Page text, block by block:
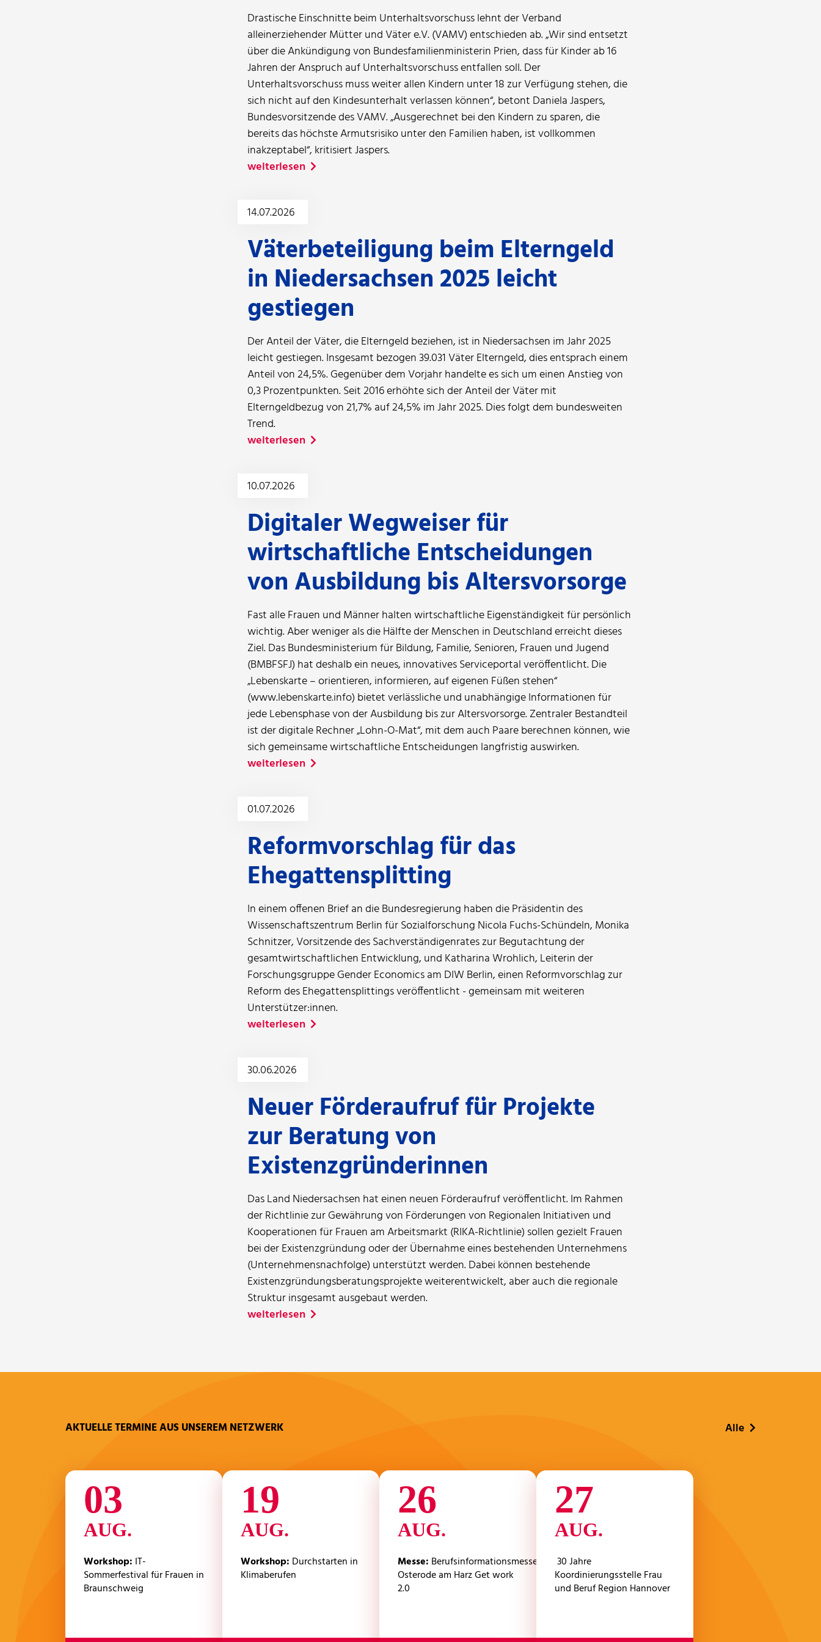
Drastische Einschnitte beim Unterhaltsvorschuss lehnt der Verband
alleinerziehender Mütter und Väter e.V. (VAMV) entschieden ab. „Wir sind entsetzt
über die Ankündigung von Bundesfamilienministerin Prien, dass für Kinder ab 16
Jahren der Anspruch auf Unterhaltsvorschuss entfallen soll. Der
Unterhaltsvorschuss muss weiter allen Kindern unter 18 zur Verfügung stehen, die
sich nicht auf den Kindesunterhalt verlassen können“, betont Daniela Jaspers,
Bundesvorsitzende des VAMV. „Ausgerechnet bei den Kindern zu sparen, die
bereits das höchste Armutsrisiko unter den Familien haben, ist vollkommen
inakzeptabel“, kritisiert Jaspers.
weiterlesen
14.07.2026
Väterbeteiligung beim Elterngeld
in Niedersachsen 2025 leicht
gestiegen
Der Anteil der Väter, die Elterngeld beziehen, ist in Niedersachsen im Jahr 2025
leicht gestiegen. Insgesamt bezogen 39.031 Väter Elterngeld, dies entsprach einem
Anteil von 24,5%. Gegenüber dem Vorjahr handelte es sich um einen Anstieg von
0,3 Prozentpunkten. Seit 2016 erhöhte sich der Anteil der Väter mit
Elterngeldbezug von 21,7% auf 24,5% im Jahr 2025. Dies folgt dem bundesweiten
Trend.
weiterlesen
10.07.2026
Digitaler Wegweiser für
wirtschaftliche Entscheidungen
von Ausbildung bis Altersvorsorge
Fast alle Frauen und Männer halten wirtschaftliche Eigenständigkeit für persönlich
wichtig. Aber weniger als die Hälfte der Menschen in Deutschland erreicht dieses
Ziel. Das Bundesministerium für Bildung, Familie, Senioren, Frauen und Jugend
(BMBFSFJ) hat deshalb ein neues, innovatives Serviceportal veröffentlicht. Die
„Lebenskarte – orientieren, informieren, auf eigenen Füßen stehen“
(www.lebenskarte.info) bietet verlässliche und unabhängige Informationen für
jede Lebensphase von der Ausbildung bis zur Altersvorsorge. Zentraler Bestandteil
ist der digitale Rechner „Lohn-O-Mat“, mit dem auch Paare berechnen können, wie
sich gemeinsame wirtschaftliche Entscheidungen langfristig auswirken.
weiterlesen
01.07.2026
Reformvorschlag für das
Ehegattensplitting
In einem offenen Brief an die Bundesregierung haben die Präsidentin des
Wissenschaftszentrum Berlin für Sozialforschung Nicola Fuchs-Schündeln, Monika
Schnitzer, Vorsitzende des Sachverständigenrates zur Begutachtung der
gesamtwirtschaftlichen Entwicklung, und Katharina Wrohlich, Leiterin der
Forschungsgruppe Gender Economics am DIW Berlin, einen Reformvorschlag zur
Reform des Ehegattensplittings veröffentlicht - gemeinsam mit weiteren
Unterstützer:innen.
weiterlesen
30.06.2026
Neuer Förderaufruf für Projekte
zur Beratung von
Existenzgründerinnen
Das Land Niedersachsen hat einen neuen Förderaufruf veröffentlicht. Im Rahmen
der Richtlinie zur Gewährung von Förderungen von Regionalen Initiativen und
Kooperationen für Frauen am Arbeitsmarkt (RIKA-Richtlinie) sollen gezielt Frauen
bei der Existenzgründung oder der Übernahme eines bestehenden Unternehmens
(Unternehmensnachfolge) unterstützt werden. Dabei können bestehende
Existenzgründungsberatungsprojekte weiterentwickelt, aber auch die regionale
Struktur insgesamt ausgebaut werden.
weiterlesen
AKTUELLE TERMINE AUS UNSEREM NETZWERK Alle
03
AUG.
Workshop IT-
Sommerfestival für Frauen in
Braunschweig
19
AUG.
Workshop Durchstarten in
Klimaberufen
26
AUG.
Messe Berufsinformationsmesse
Osterode am Harz Get work
2.0
27
AUG.
30 Jahre
Koordinierungsstelle Frau
und Beruf Region Hannover